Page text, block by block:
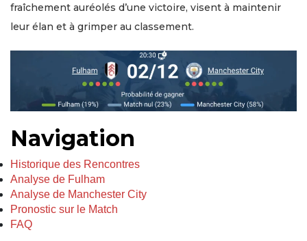
fraîchement auréolés d’une victoire, visent à maintenir
leur élan et à grimper au classement.
Navigation
Historique des Rencontres
Analyse de Fulham
Analyse de Manchester City
Pronostic sur le Match
FAQ